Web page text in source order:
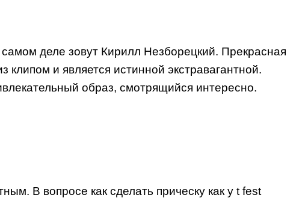
деле зовут Кирилл Незборецкий. Прекрасная
и является истинной экстравагантной.
образ, смотрящийся интересно.
В вопросе как сделать прическу как у t fest